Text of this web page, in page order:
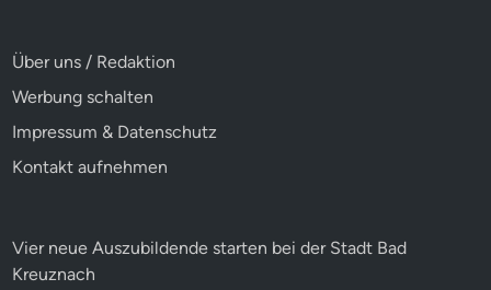
Über uns / Redaktion
Werbung schalten
Impressum & Datenschutz
Kontakt aufnehmen
Vier neue Auszubildende starten bei der Stadt Bad
Kreuznach